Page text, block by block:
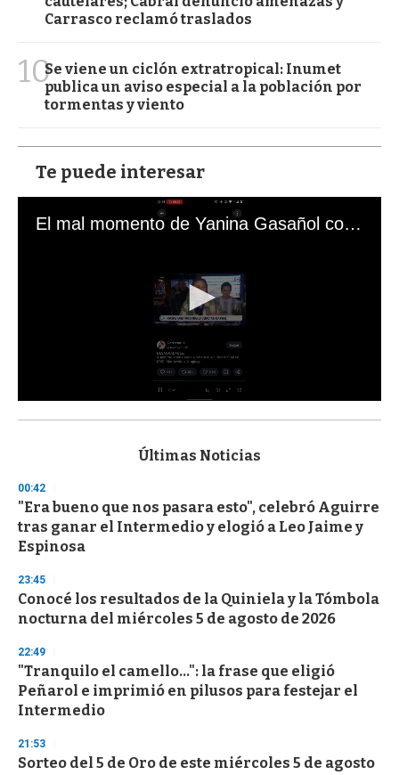
Carrasco reclamó traslados
10Se viene un ciclón extratropical: Inumet
publica un aviso especial a la población por
tormentas y viento
Te puede interesar
El mal momento de Yanina Gasañol con un hincha argentino en "Subrayado"
s
d
s
o
f
3
s
e
c
o
d
s
Últimas Noticias
00:42
"Era bueno que nos pasara esto", celebró Aguirre
tras ganar el Intermedio y elogió a Leo Jaime y
Espinosa
23:45
Conocé los resultados de la Quiniela y la Tómbola
nocturna del miércoles 5 de agosto de 2026
22:49
"Tranquilo el camello...": la frase que eligió
Peñarol e imprimió en pilusos para festejar el
Intermedio
21:53
Sorteo del 5 de Oro de este miércoles 5 de agosto